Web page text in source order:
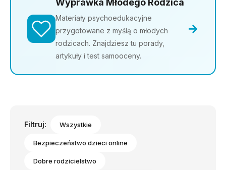
Wyprawka Młodego Rodzica
Materiały psychoedukacyjne
przygotowane z myślą o młodych
rodzicach. Znajdziesz tu porady,
artykuły i test samooceny.
→
Filtruj: Wszystkie
Bezpieczeństwo dzieci online
Dobre rodzicielstwo